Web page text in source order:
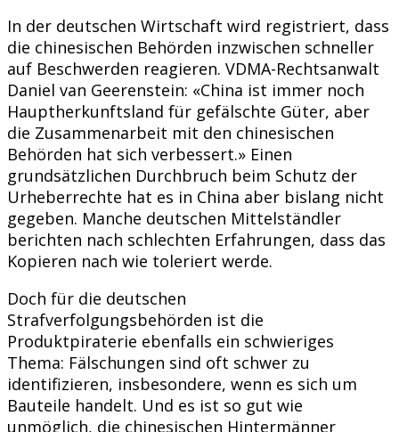
In der deutschen Wirtschaft wird registriert, dass
die chinesischen Behörden inzwischen schneller
auf Beschwerden reagieren. VDMA-Rechtsanwalt
Daniel van Geerenstein: «China ist immer noch
Hauptherkunftsland für gefälschte Güter, aber
die Zusammenarbeit mit den chinesischen
Behörden hat sich verbessert.» Einen
grundsätzlichen Durchbruch beim Schutz der
Urheberrechte hat es in China aber bislang nicht
gegeben. Manche deutschen Mittelständler
berichten nach schlechten Erfahrungen, dass das
Kopieren nach wie toleriert werde.
Doch für die deutschen
Strafverfolgungsbehörden ist die
Produktpiraterie ebenfalls ein schwieriges
Thema: Fälschungen sind oft schwer zu
identifizieren, insbesondere, wenn es sich um
Bauteile handelt. Und es ist so gut wie
unmöglich, die chinesischen Hintermänner